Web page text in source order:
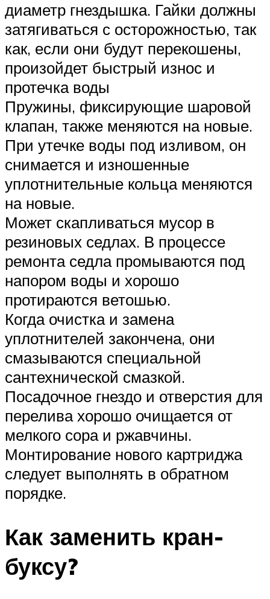
диаметр гнездышка. Гайки должны
затягиваться с осторожностью, так
как, если они будут перекошены,
произойдет быстрый износ и
протечка воды
Пружины, фиксирующие шаровой
клапан, также меняются на новые.
При утечке воды под изливом, он
снимается и изношенные
уплотнительные кольца меняются
на новые.
Может скапливаться мусор в
резиновых седлах. В процессе
ремонта седла промываются под
напором воды и хорошо
протираются ветошью.
Когда очистка и замена
уплотнителей закончена, они
смазываются специальной
сантехнической смазкой.
Посадочное гнездо и отверстия для
перелива хорошо очищается от
мелкого сора и ржавчины.
Монтирование нового картриджа
следует выполнять в обратном
порядке.
Как заменить кран-
буксу?